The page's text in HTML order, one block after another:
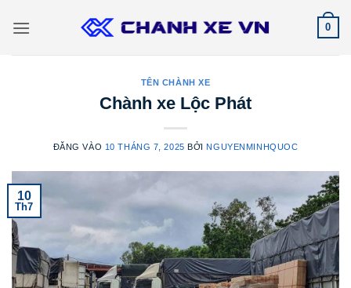
qua
0
TÊN CHÀNH XE
Chành xe Lộc Phát
ĐĂNG VÀO 10 THÁNG 7, 2025 BỞINGUYENMINHQUOC
10
Th7